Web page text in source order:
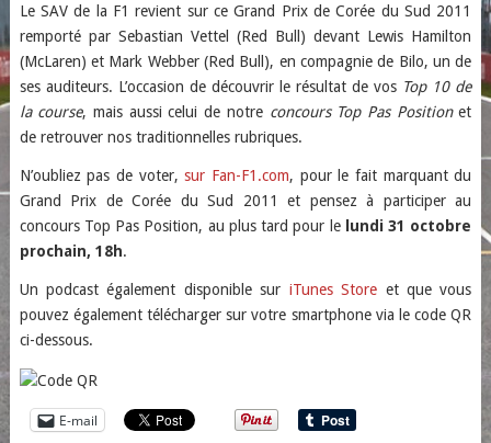
RSS Spotify
custom
RSS FEED
EMBED
Le SAV de la F1 revient sur ce Grand Prix de Corée du Sud 2011
remporté par Sebastian Vettel (Red Bull) devant Lewis Hamilton
(McLaren) et Mark Webber (Red Bull), en compagnie de Bilo, un de
ses auditeurs. L’occasion de découvrir le résultat de vos Top 10 de
la course, mais aussi celui de notre concours Top Pas Positionet
de retrouver nos traditionnelles rubriques.
N’oubliez pas de voter,sur Fan-F1.com, pour le fait marquant du
Grand Prix de Corée du Sud 2011 et pensez à participer au
concours Top Pas Position, au plus tard pour le lundi 31 octobre
prochain, 18h.
Un podcast également disponible sur iTunes Store et que vous
pouvez également télécharger sur votre smartphone via le code QR
ci-dessous.
E-mail